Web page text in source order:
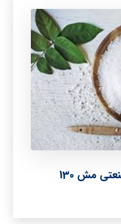
مش 130